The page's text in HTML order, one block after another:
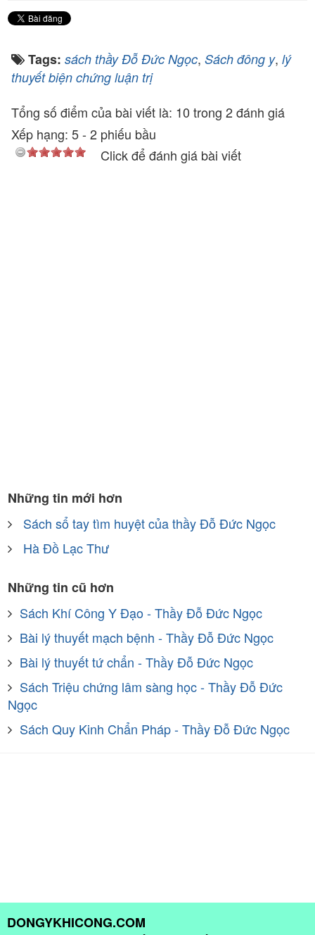
Tags: sách thầy Đỗ Đức Ngọc, Sách đông y, lý
thuyết biện chứng luận trị
Tổng số điểm của bài viết là: 10 trong 2 đánh giá
Xếp hạng: 5- 2 phiếu bầu
Click để đánh giá bài viết
Những tin mới hơn
Sách sổ tay tìm huyệt của thầy Đỗ Đức Ngọc
Hà Đồ Lạc Thư
Những tin cũ hơn
Sách Khí Công Y Đạo - Thầy Đỗ Đức Ngọc
Bài lý thuyết mạch bệnh - Thầy Đỗ Đức Ngọc
Bài lý thuyết tứ chẩn - Thầy Đỗ Đức Ngọc
Sách Triệu chứng lâm sàng học - Thầy Đỗ Đức
Ngọc
Sách Quy Kinh Chẩn Pháp - Thầy Đỗ Đức Ngọc
DONGYKHICONG.COM